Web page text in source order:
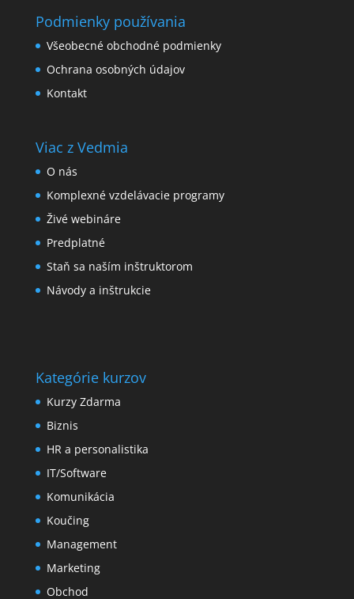
Podmienky používania
Všeobecné obchodné podmienky
Ochrana osobných údajov
Kontakt
Viac z Vedmia
O nás
Komplexné vzdelávacie programy
Živé webináre
Predplatné
Staň sa naším inštruktorom
Návody a inštrukcie
Kategórie kurzov
Kurzy Zdarma
Biznis
HR a personalistika
IT/Software
Komunikácia
Koučing
Management
Marketing
Obchod